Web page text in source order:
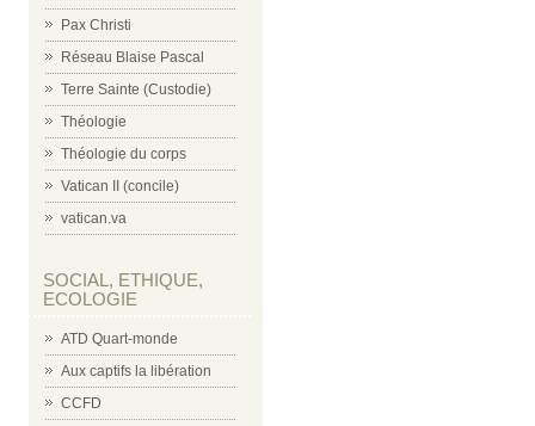
Pax Christi
Réseau Blaise Pascal
Terre Sainte (Custodie)
Théologie
Théologie du corps
Vatican II (concile)
vatican.va
SOCIAL, ETHIQUE,
ECOLOGIE
ATD Quart-monde
Aux captifs la libération
CCFD